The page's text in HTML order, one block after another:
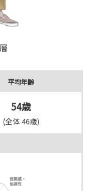
平均年齢
54歳
(全体 46歳)